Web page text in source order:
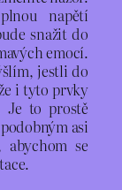
napětí
snažit do
emocí.
jestli do
i tyto prvky
to prostě
asi
se